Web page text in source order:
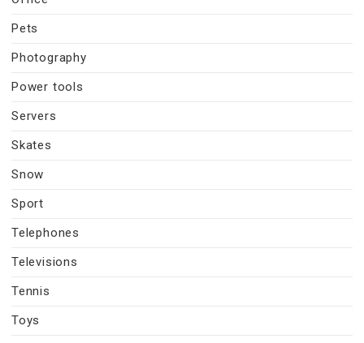
Pets
Photography
Power tools
Servers
Skates
Snow
Sport
Telephones
Televisions
Tennis
Toys